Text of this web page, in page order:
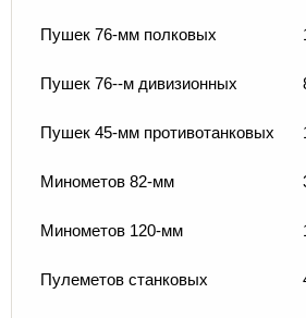
Пушек 76-мм полковых
Пушек 76--м дивизионных
Пушек 45-мм противотанковых
Минометов 82-мм
Минометов 120-мм
Пулеметов станковых